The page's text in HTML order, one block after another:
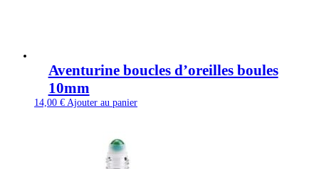
Aventurine boucles d’oreilles boules
10mm
14,00 € Ajouter au panier